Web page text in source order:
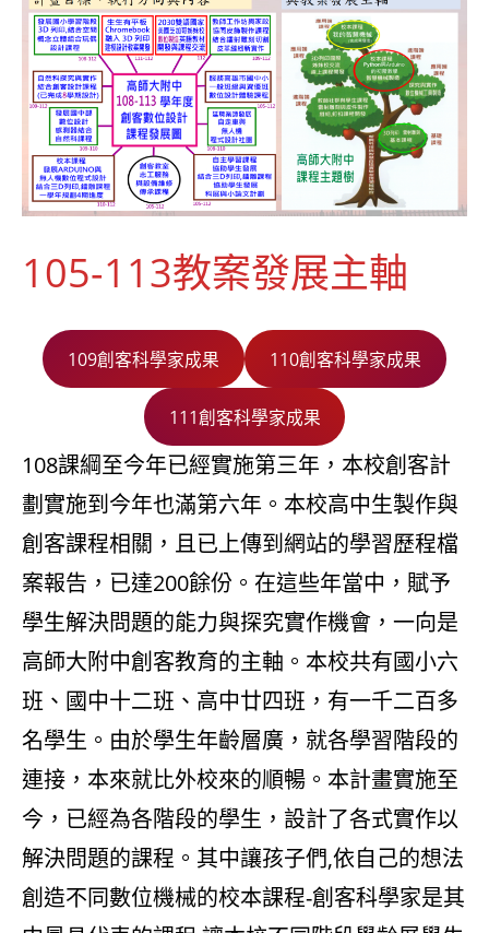
105-113教案發展主軸
109創客科學家成果 110創客科學家成果
111創客科學家成果
108課綱至今年已經實施第三年，本校創客計
劃實施到今年也滿第六年。本校高中生製作與
創客課程相關，且已上傳到網站的學習歷程檔
案報告，已達200餘份。在這些年當中，賦予
學生解決問題的能力與探究實作機會，一向是
高師大附中創客教育的主軸。本校共有國小六
班、國中十二班、高中廿四班，有一千二百多
名學生。由於學生年齡層廣，就各學習階段的
連接，本來就比外校來的順暢。本計畫實施至
今，已經為各階段的學生，設計了各式實作以
解決問題的課程。其中讓孩子們,依自己的想法
創造不同數位機械的校本課程-創客科學家是其